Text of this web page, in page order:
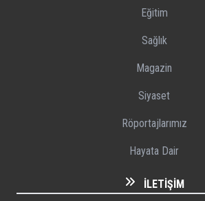
Eğitim
Sağlık
Magazin
Siyaset
Röportajlarımız
Hayata Dair
İLETIŞIM